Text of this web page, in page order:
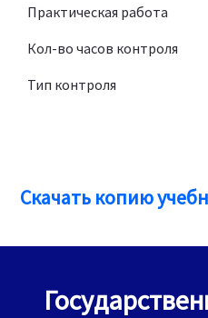
Практическая работа
Кол-во часов контроля
Тип контроля
Скачать копию